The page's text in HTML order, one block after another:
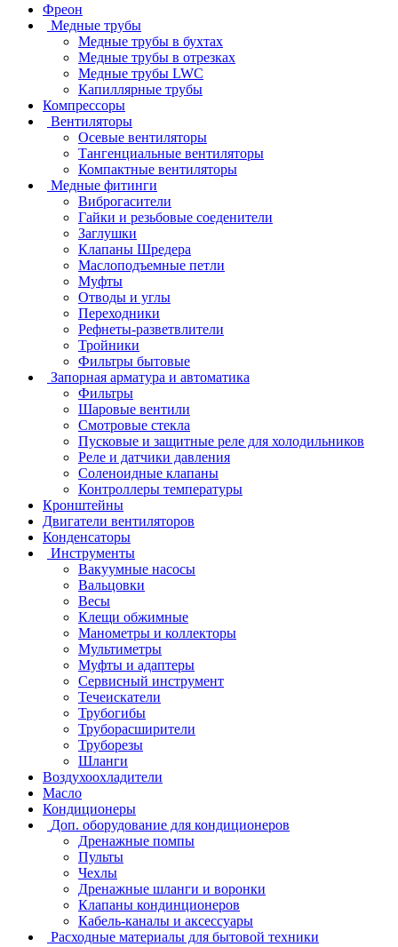
Фреон
Медные трубы
Медные трубы в бухтах
Медные трубы в отрезках
Медные трубы LWC
Капиллярные трубы
Компрессоры
Вентиляторы
Осевые вентиляторы
Тангенциальные вентиляторы
Компактные вентиляторы
Медные фитинги
Виброгасители
Гайки и резьбовые соеденители
Заглушки
Клапаны Шредера
Маслоподъемные петли
Муфты
Отводы и углы
Переходники
Рефнеты-разветвлители
Тройники
Фильтры бытовые
Запорная арматура и автоматика
Фильтры
Шаровые вентили
Смотровые стекла
Пусковые и защитные реле для холодильников
Реле и датчики давления
Соленоидные клапаны
Контроллеры температуры
Кронштейны
Двигатели вентиляторов
Конденсаторы
Инструменты
Вакуумные насосы
Вальцовки
Весы
Клещи обжимные
Манометры и коллекторы
Мультиметры
Муфты и адаптеры
Сервисный инструмент
Течеискатели
Трубогибы
Труборасширители
Труборезы
Шланги
Воздухоохладители
Масло
Кондиционеры
Доп. оборудование для кондиционеров
Дренажные помпы
Пульты
Чехлы
Дренажные шланги и воронки
Клапаны кондинционеров
Кабель-каналы и аксессуары
Расходные материалы для бытовой техники